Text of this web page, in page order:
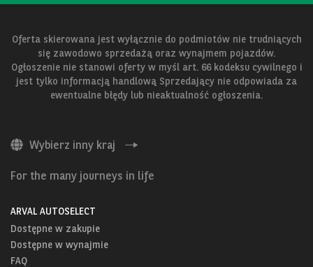
Oferta skierowana jest wyłącznie do podmiotów nie trudniących
się zawodowo sprzedażą oraz wynajmem pojazdów.
Ogłoszenie nie stanowi oferty w myśl art. 66 kodeksu cywilnego i
jest tylko informacją handlową Sprzedający nie odpowiada za
ewentualne błędy lub nieaktualność ogłoszenia.
Wybierz inny kraj
For the many journeys in life
ARVAL AUTOSELECT
Dostępne w zakupie
Dostępne w wynajmie
FAQ